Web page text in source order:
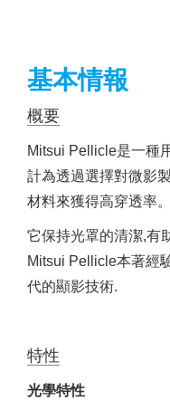
基本情報
概要
Mitsui Pellicle是一種
計為透過選擇對微影
材料來獲得高穿透率。
它保持光罩的清潔,有
Mitsui Pellicle本著經
代的顯影技術.
特性
光學特性